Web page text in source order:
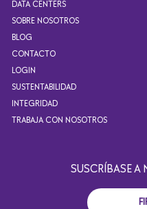
DATA CENTERS
SOBRE NOSOTROS
BLOG
CONTACTO
LOGIN
SUSTENTABILIDAD
INTEGRIDAD
TRABAJA CON NOSOTROS
SUSCRÍBASE A